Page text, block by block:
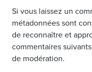
Si vous laissez un
métadonnées sont
de reconnaître et
commentaires
de modération.